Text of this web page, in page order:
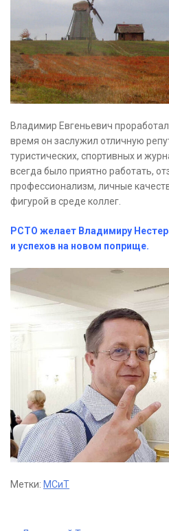
Владимир Евгеньевич
время он заслужил отличную
туристических, спортивных и
всегда было приятно работать,
профессионализм, личные
фигурой в среде коллег.
РСТО желает Владимиру
и успехов на новом поприще.
Метки: МСиТ